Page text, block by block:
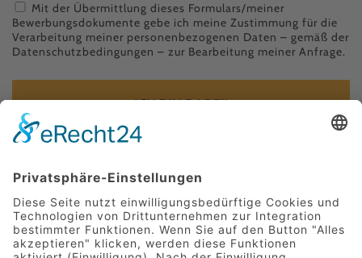
Mit der Übermittlung dieses Formulars/meiner
Bewerbungsdokumente gebe ich meine Zustimmung für die
Verarbeitung meiner personenbezogenen Daten – gemäß der
Datenschutzbedingungen – zur Bearbeitung meiner Anfrage.
ICH BIN DABEI!